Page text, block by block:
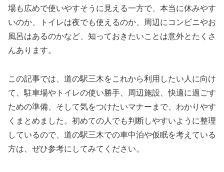
場も広めで使いやすそうに見える一方で、本当に休みやす
いのか、トイレは夜でも使えるのか、周辺にコンビニやお
風呂はあるのかなど、知っておきたいことは意外とたくさ
んあります。
この記事では、道の駅三木をこれから利用したい人に向け
て、駐車場やトイレの使い勝手、周辺施設、快適に過ごす
ための準備、そして気をつけたいマナーまで、わかりやす
くまとめました。初めての人でも判断しやすいように整理
しているので、道の駅三木での車中泊や仮眠を考えている
方は、ぜひ参考にしてみてください。